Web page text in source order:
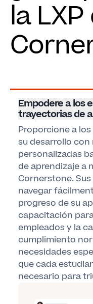
la
Empodere a los
trayectorias de
Proporcione a
su desarrollo
personalizadas
de aprendizaje a
Cornerstone.
navegar
progreso de su
capacitación
empleados y la
cumplimiento
necesidades
que cada
necesario para